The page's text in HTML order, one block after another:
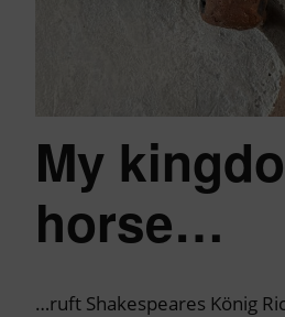
My
horse…
…ruft Shakespeares König